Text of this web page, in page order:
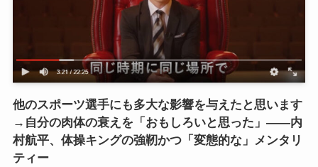
他のスポーツ選手にも多大な影響を与えたと思います
→自分の肉体の衰えを「おもしろいと思った」――内
村航平、体操キングの強靭かつ「変態的な」メンタリ
ティー